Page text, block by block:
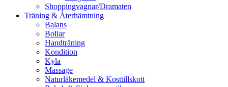
Shoppingvagnar/Dramaten
Träning & Återhämtning
Balans
Bollar
Handträning
Kondition
Kyla
Massage
Naturläkemedel & Kosttillskott